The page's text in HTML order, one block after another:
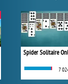
Spider Solitaire
7